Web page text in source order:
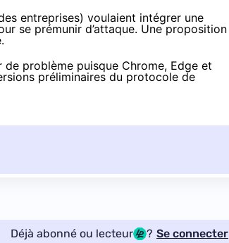
entreprises) voulaient intégrer une
se prémunir d’attaque. Une proposition
problème puisque Chrome, Edge et
préliminaires du protocole de
Déjà abonné ou lecteur ? Se connecter